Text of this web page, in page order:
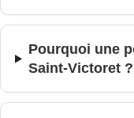
Pourquoi une
Saint-Victoret ?